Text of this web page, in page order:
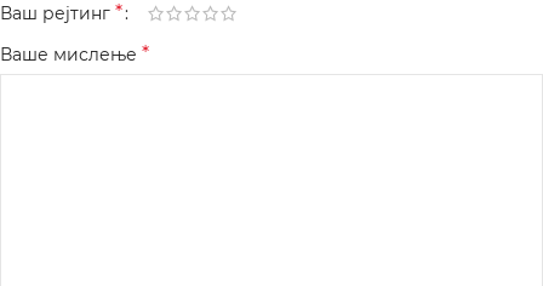
Ваш рејтинг *
Ваше мислење *